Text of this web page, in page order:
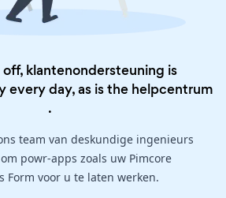
klantenondersteuning is
every day, as is the helpcentrum
.
team van deskundige ingenieurs
powr-apps zoals uw Pimcore
Form voor u te laten werken.